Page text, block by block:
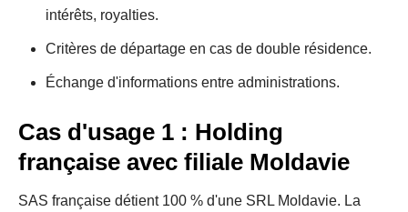
intérêts, royalties.
Critères de départage en cas de double résidence.
Échange d'informations entre administrations.
Cas d'usage 1 : Holding
française avec filiale Moldavie
SAS française détient 100 % d'une SRL Moldavie. La